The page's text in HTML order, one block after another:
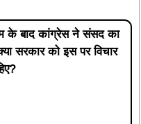
के बाद कांग्रेस ने संसद का
सरकार को इस पर विचार